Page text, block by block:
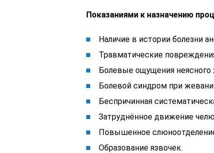
Показаниями к назначению
Наличие в истории болезни
Травматические
Болевые ощущения неясного
Болевой синдром при
Беспричинная
Затруднённое движение
Повышенное
Образование язвочек.